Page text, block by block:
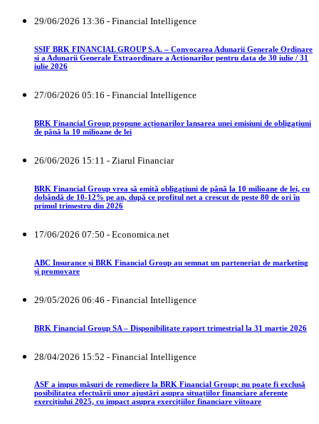
29/06/2026 13:36 - Financial Intelligence
SSIF BRK FINANCIAL GROUP S.A. – Convocarea Adunarii Generale Ordinare
si a Adunarii Generale Extraordinare a Actionarilor pentru data de 30 iulie / 31
iulie 2026
27/06/2026 05:16 - Financial Intelligence
BRK Financial Group propune acționarilor lansarea unei emisiuni de obligațiuni
de până la 10 milioane de lei
26/06/2026 15:11 - Ziarul Financiar
BRK Financial Group vrea să emită obligaţiuni de până la 10 milioane de lei, cu
dobândă de 10-12% pe an, după ce profitul net a crescut de peste 80 de ori în
primul trimestru din 2026
17/06/2026 07:50 - Economica.net
ABC Insurance și BRK Financial Group au semnat un parteneriat de marketing
și promovare
29/05/2026 06:46 - Financial Intelligence
BRK Financial Group SA – Disponibilitate raport trimestrial la 31 martie 2026
28/04/2026 15:52 - Financial Intelligence
ASF a impus măsuri de remediere la BRK Financial Group; nu poate fi exclusă
posibilitatea efectuării unor ajustări asupra situațiilor financiare aferente
exercițiului 2025, cu impact asupra exercițiilor financiare viitoare